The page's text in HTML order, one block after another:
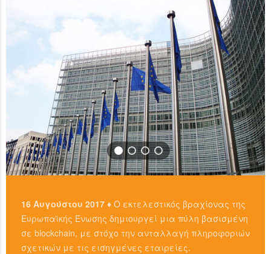
READ MORE
16 Αυγούστου 2017 ♦ Ο εκτελεστικός βραχίονας της
Ευρωπαϊκής Ένωσης δημιουργεί μια πύλη βασισμένη
σε blockchain, με στόχο την ανταλλαγή πληροφοριών
σχετικών με τις εισηγμένες εταιρείες.